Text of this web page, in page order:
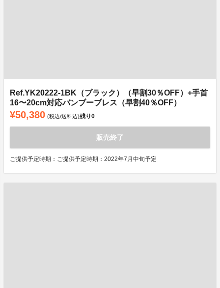
Ref.YK20222-1BK（ブラック）（早割30％OFF）+手首
16〜20cm対応バンブーブレス（早割40％OFF）
¥50,380 (税込/送料込)残り0
販売終了
ご提供予定時期：ご提供予定時期：2022年7月中旬予定